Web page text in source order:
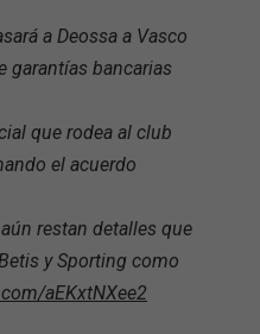
a Deossa a Vasco
garantías bancarias
que rodea al club
el acuerdo
restan detalles que
y Sporting como
aEKxtNXee2